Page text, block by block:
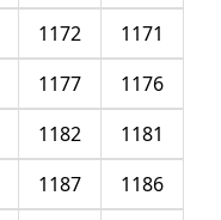
1171
1172
1176
1177
1181
1182
1186
1187